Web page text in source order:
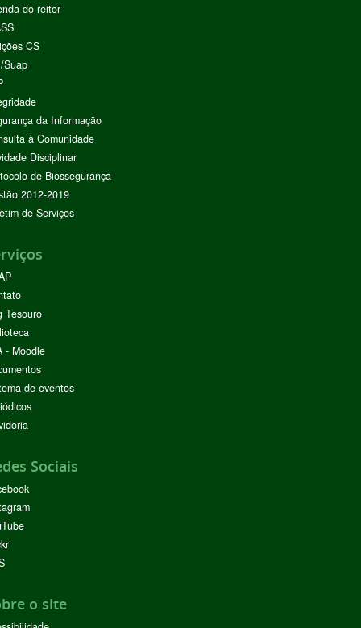
do reitor
CS
Suap
da Informação
à Comunidade
Disciplinar
de Biossegurança
2012-2019
de Serviços
Tesouro
- Moodle
de eventos
Sociais
o site